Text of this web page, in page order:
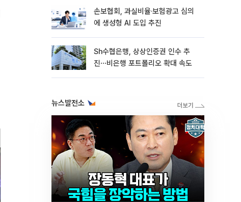
손보협회, 과실비율·보험광고 심의
에 생성형 AI 도입 추진
Sh수협은행, 상상인증권 인수 추
진⋯비은행 포트폴리오 확대 속도
뉴스발전소